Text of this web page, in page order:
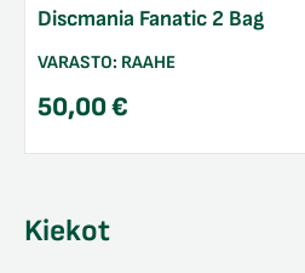
Discmania Fanatic 2 Bag
VARASTO: RAAHE
50,00€
Kiekot